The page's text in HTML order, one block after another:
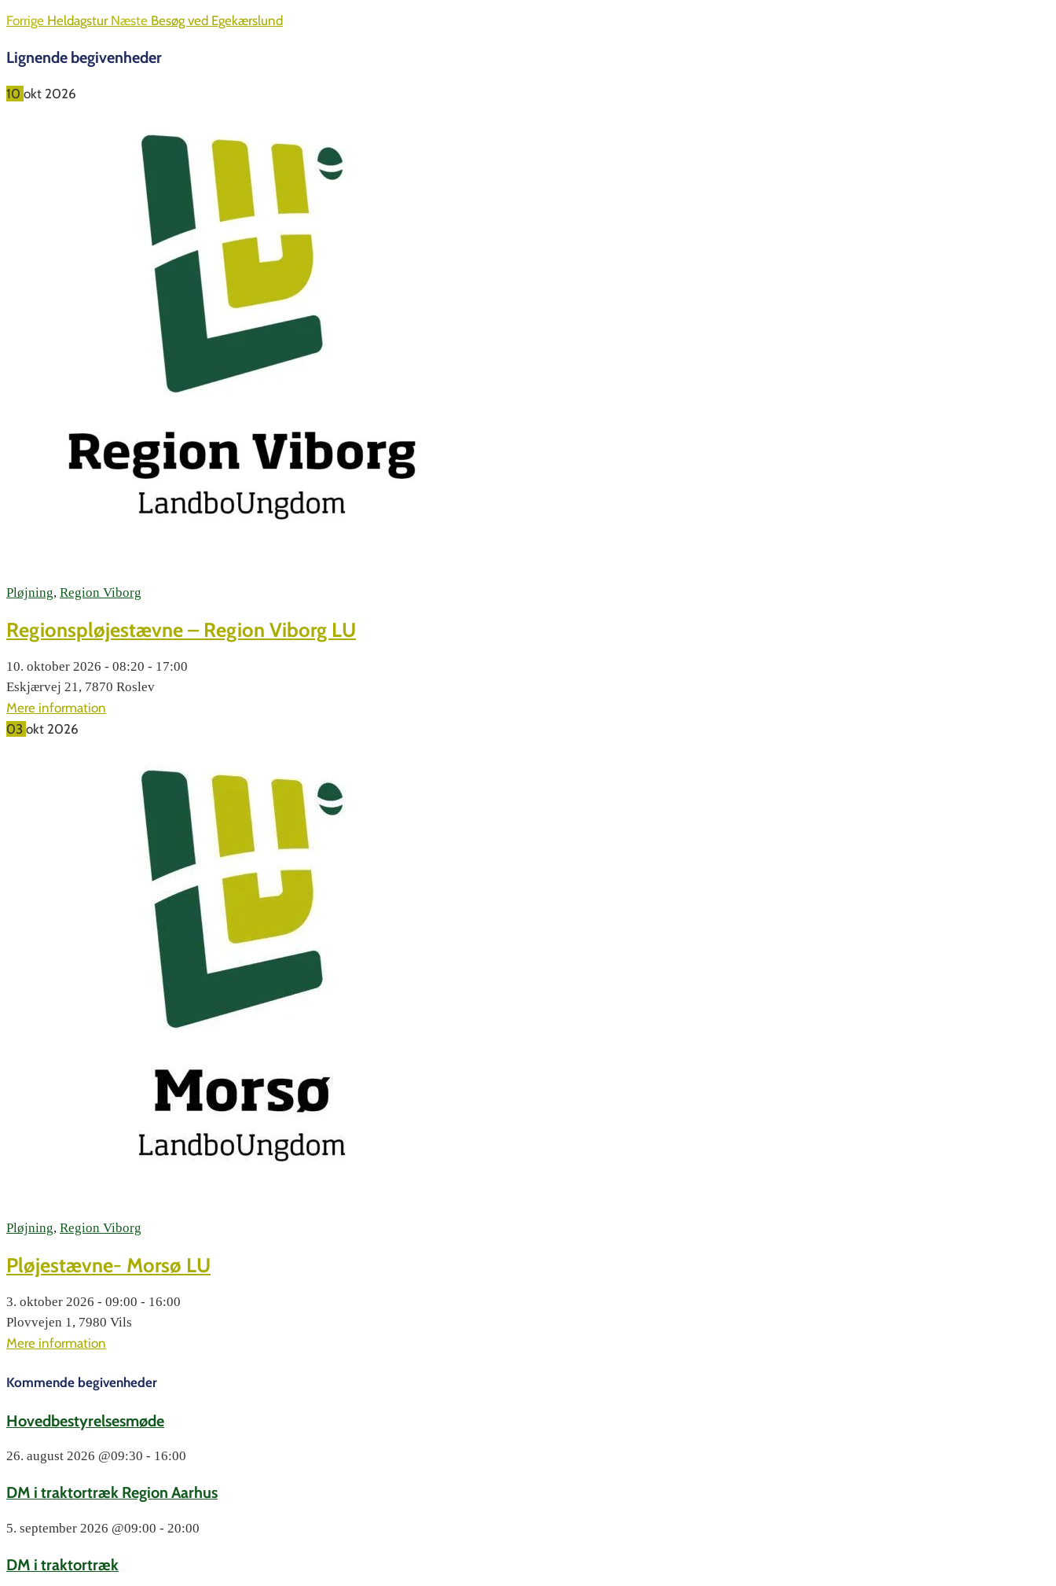
Forrige Heldagstur Næste Besøg ved Egekærslund
Lignende begivenheder
10 okt 2026
Pløjning, Region Viborg
Regionspløjestævne – Region Viborg LU
10. oktober 2026 - 08:20 - 17:00
Eskjærvej 21, 7870 Roslev
Mere information
03 okt 2026
Pløjning, Region Viborg
Pløjestævne- Morsø LU
3. oktober 2026 - 09:00 - 16:00
Plovvejen 1, 7980 Vils
Mere information
Kommende begivenheder
Hovedbestyrelsesmøde
26. august 2026 @09:30 - 16:00
DM i traktortræk Region Aarhus
5. september 2026 @09:00 - 20:00
DM i traktortræk